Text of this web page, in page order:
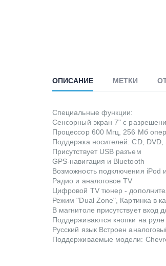
ОПИСАНИЕ МЕТКИ
Специальные функции:
Сенсорный экран 7" с
Процессор 600 Мгц, 256 Мб
Поддержка носителей: CD, DVD,
Присутствует USB разъем
GPS-навигация и Bluetooth
Возможность подключения iPod
Радио и аналоговое TV
Цифровой TV тюнер -
Режим "Dual Zone", Картинка в
В магнитоле присутствует вход
Поддерживаются кнопки на руле
Русский язык Встроен
Поддерживаемые модели: